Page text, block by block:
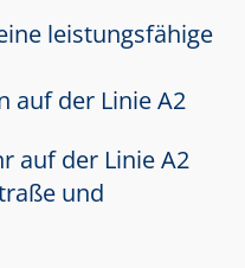
leistungsfähige
auf der Linie A2
auf der Linie A2
und